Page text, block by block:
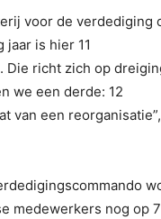
voor de verdediging
is hier 11
Die richt zich op
we een derde: 12
van een reorganisatie”,
medewerkers nog op